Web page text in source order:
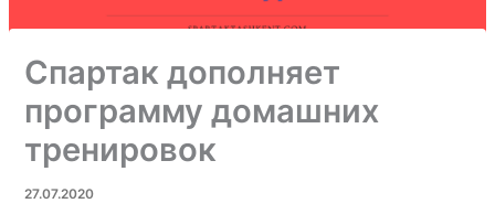
Спартак дополняет
программу домашних
тренировок
27.07.2020